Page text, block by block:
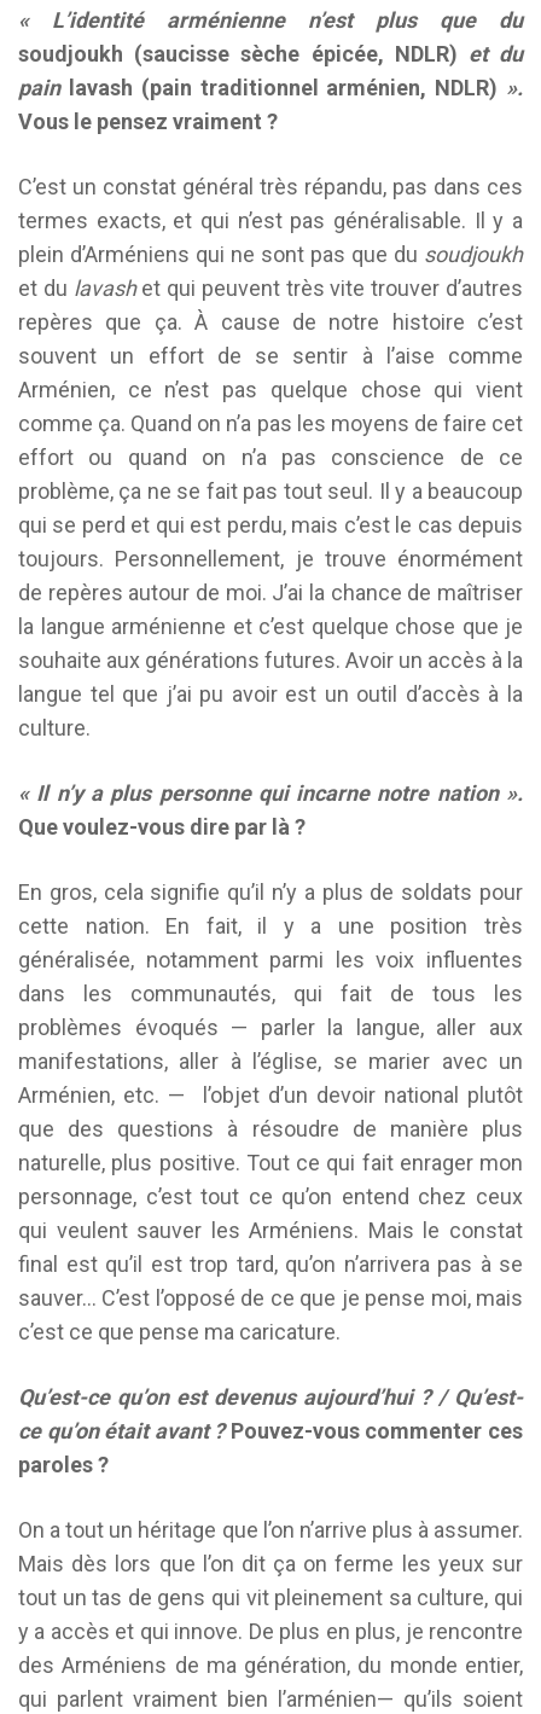
« L’identité arménienne n’est plus que du
soudjoukh (saucisse sèche épicée, NDLR) et du
painlavash (pain traditionnel arménien, NDLR) ».
Vous le pensez vraiment ?
C’est un constat général très répandu, pas dans ces
termes exacts, et qui n’est pas généralisable. Il y a
plein d’Arméniens qui ne sont pas que du soudjoukh
et du lavashet qui peuvent très vite trouver d’autres
repères que ça. À cause de notre histoire c’est
souvent un effort de se sentir à l’aise comme
Arménien, ce n’est pas quelque chose qui vient
comme ça. Quand on n’a pas les moyens de faire cet
effort ou quand on n’a pas conscience de ce
problème, ça ne se fait pas tout seul. Il y a beaucoup
qui se perd et qui est perdu, mais c’est le cas depuis
toujours. Personnellement, je trouve énormément
de repères autour de moi. J’ai la chance de maîtriser
la langue arménienne et c’est quelque chose que je
souhaite aux générations futures. Avoir un accès à la
langue tel que j’ai pu avoir est un outil d’accès à la
culture.
« Il n’y a plus personne qui incarne notre nation ».
Que voulez-vous dire par là ?
En gros, cela signifie qu’il n’y a plus de soldats pour
cette nation. En fait, il y a une position très
généralisée, notamment parmi les voix influentes
dans les communautés, qui fait de tous les
problèmes évoqués — parler la langue, aller aux
manifestations, aller à l’église, se marier avec un
Arménien, etc. — l’objet d’un devoir national plutôt
que des questions à résoudre de manière plus
naturelle, plus positive. Tout ce qui fait enrager mon
personnage, c’est tout ce qu’on entend chez ceux
qui veulent sauver les Arméniens. Mais le constat
final est qu’il est trop tard, qu’on n’arrivera pas à se
sauver… C’est l’opposé de ce que je pense moi, mais
c’est ce que pense ma caricature.
Qu’est-ce qu’on est devenus aujourd’hui ? / Qu’est-
ce qu’on était avant ?Pouvez-vous commenter ces
paroles ?
On a tout un héritage que l’on n’arrive plus à assumer.
Mais dès lors que l’on dit ça on ferme les yeux sur
tout un tas de gens qui vit pleinement sa culture, qui
y a accès et qui innove. De plus en plus, je rencontre
des Arméniens de ma génération, du monde entier,
qui parlent vraiment bien l’arménien— qu’ils soient